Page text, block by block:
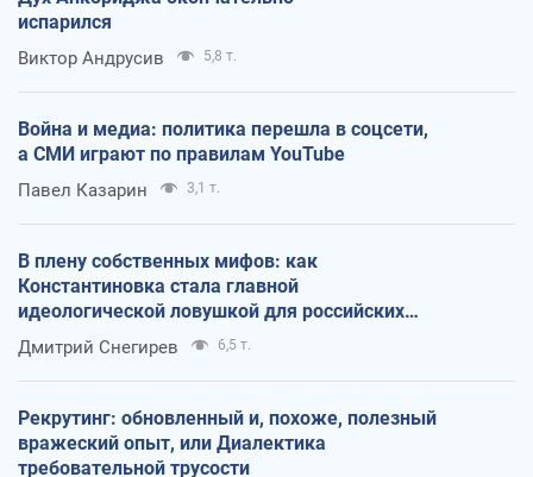
испарился
Виктор Андрусив 5,8 т.
Война и медиа: политика перешла в соцсети,
а СМИ играют по правилам YouTube
Павел Казарин 3,1 т.
В плену собственных мифов: как
Константиновка стала главной
идеологической ловушкой для российских
оккупантов
Дмитрий Снегирев 6,5 т.
Рекрутинг: обновленный и, похоже, полезный
вражеский опыт, или Диалектика
требовательной трусости